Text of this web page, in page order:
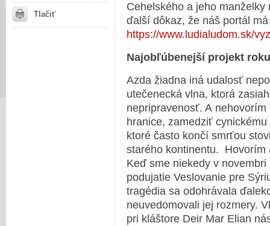
Tlačiť
Cehelského a jeho
ďalší dôkaz, že náš portál
https://www.ludialudom.sk/
Najobľúbenejší projekt
Azda žiadna iná udalosť
utečenecká vlna, ktorá
nepripravenosť. A
hranice, zamedziť
ktoré často končí smrťou
starého kontinentu. Hovorím
Keď sme niekedy v
podujatie Veslovanie pre
tragédia sa odohrávala
neuvedomovali jej rozmery.
pri kláštore Deir Mar Elian